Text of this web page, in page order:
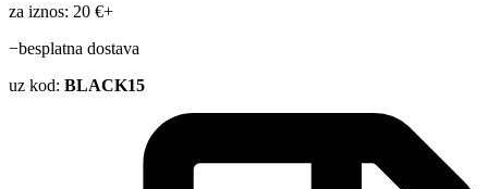
za iznos: 20 €+
−besplatna dostava
uz kod: BLACK15